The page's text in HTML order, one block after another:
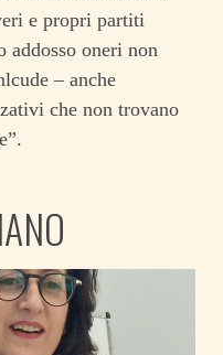
e propri partiti
oneri non
– anche
che non trovano